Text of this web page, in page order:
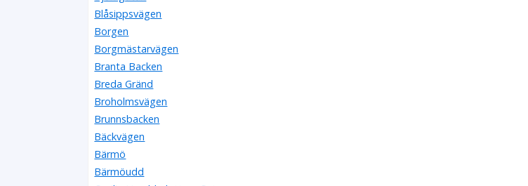
Blåsippsvägen
Borgen
Borgmästarvägen
Branta Backen
Breda Gränd
Broholmsvägen
Brunnsbacken
Bäckvägen
Bärmö
Bärmöudd